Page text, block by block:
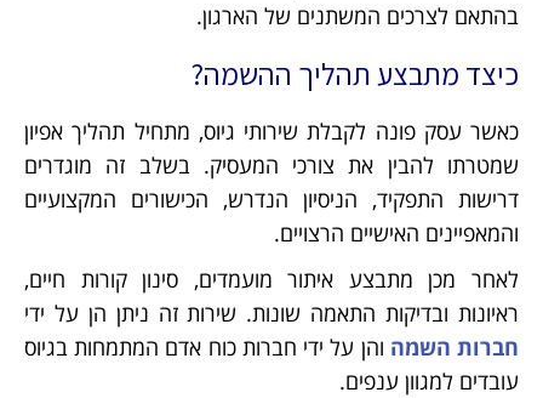
בהתאם לצרכים המשתנים של הארגון.
כיצד מתבצע תהליך ההשמה?
כאשר עסק פונה לקבלת שירותי גיוס, מתחיל תהליך אפיון
שמטרתו להבין את צורכי המעסיק. בשלב זה מוגדרים
דרישות התפקיד, הניסיון הנדרש, הכישורים המקצועיים
והמאפיינים האישיים הרצויים.
לאחר מכן מתבצע איתור מועמדים, סינון קורות חיים,
ראיונות ובדיקות התאמה שונות. שירות זה ניתן הן על ידי
חברות השמה והן על ידי חברות כוח אדם המתמחות בגיוס
עובדים למגוון ענפים.